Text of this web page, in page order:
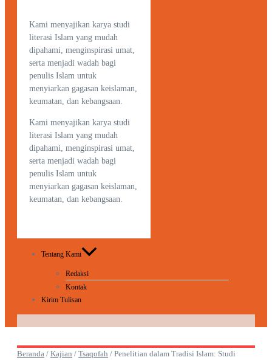
Kami menyajikan karya studi
literasi Islam yang mudah
dipahami, menginspirasi umat,
serta menjadi wadah bagi
penulis Islam untuk
menyiarkan gagasan keislaman,
keumatan, dan kebangsaan.
Kami menyajikan karya studi
literasi Islam yang mudah
dipahami, menginspirasi umat,
serta menjadi wadah bagi
penulis Islam untuk
menyiarkan gagasan keislaman,
keumatan, dan kebangsaan.
Tentang Kami
Redaksi
Kontak
Kirim Tulisan
Beranda / Kajian / Tsaqofah / Penelitian dalam Tradisi Islam: Studi